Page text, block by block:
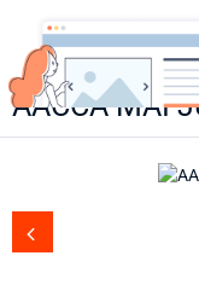
AACCA
Page d'accueil
Diaporamas
AACCA MAI